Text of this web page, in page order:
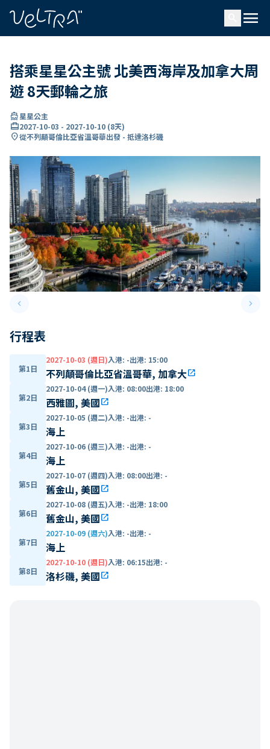
menu
搭乘星星公主號 北美西海岸及加拿大周
遊 8天郵輪之旅
directions_boat星星公主
card_travel2027-10-03 - 2027-10-10 (8天)
location_on從不列顛哥倫比亞省溫哥華出發 - 抵達洛杉磯
keyboard_arrow_leftPrevious slide keyboard_arrow_right
行程表
第1日
2027-10-03 (週日)入港: -出港: 15:00
不列顛哥倫比亞省溫哥華, 加拿大open_in_new
第2日
2027-10-04 (週一)入港: 08:00出港: 18:00
西雅圖, 美國open_in_new
第3日
2027-10-05 (週二)入港: -出港: -
海上
第4日
2027-10-06 (週三)入港: -出港: -
海上
第5日
2027-10-07 (週四)入港: 08:00出港: -
舊金山, 美國open_in_new
第6日
2027-10-08 (週五)入港: -出港: 18:00
舊金山, 美國open_in_new
第7日
2027-10-09 (週六)入港: -出港: -
海上
第8日
2027-10-10 (週日)入港: 06:15出港: -
洛杉磯, 美國open_in_new